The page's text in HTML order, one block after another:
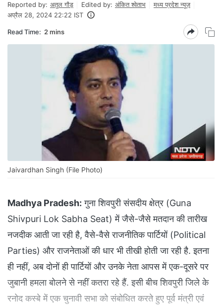
Reported by: अतुल गौड़ Edited by: अंकित श्वेताभ
मध्य प्रदेश न्यूज़
अप्रैल 28, 2024 22:22 IST
Read Time: 2 mins
Jaivardhan Singh (File Photo)
Madhya Pradesh: गुना शिवपुरी संसदीय क्षेत्र (Guna
Shivpuri Lok Sabha Seat) में जैसे-जैसे मतदान की तारीख
नजदीक आती जा रही है, वैसे-वैसे राजनीतिक पार्टियों (Political
Parties) और राजनेताओं की धार भी तीखी होती जा रही है. इतना
ही नहीं, अब दोनों ही पार्टियों और उनके नेता आपस में एक-दूसरे पर
जुबानी हमला बोलने से नहीं कतरा रहे हैं. इसी बीच शिवपुरी जिले के
रनोद कस्बे में एक चुनावी सभा को संबोधित करते हुए पूर्व मंत्री एवं